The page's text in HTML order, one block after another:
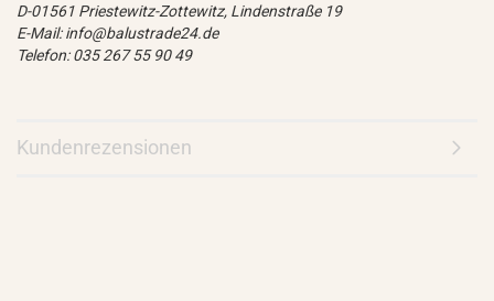
D-01561 Priestewitz-Zottewitz, Lindenstraße 19
E-Mail: info@balustrade24.de
Telefon: 035 267 55 90 49
Kundenrezensionen